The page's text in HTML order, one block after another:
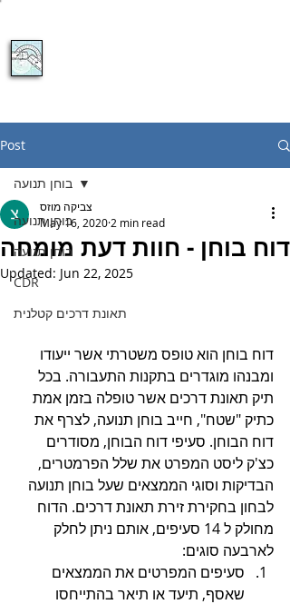
Post
בוחן תנועה
בוחן תנועה
CDR
תאונת דרכים קטלנית
בוחן תנועה
דוח בוחן - חוות דעת מומחה
צביקה מוזס
May 16, 2020 2 min read
Updated: Jun 22, 2025
דוח בוחן הוא טופס משטרתי אשר ייעודו
ומבנהו מוגדרים בתקנות התעבורה. בכל
תיק תאונת דרכים אשר טופלה בזמן אמת
כתיק "שטח", חייב בוחן תנועה, לצרף את
דוח הבוחן. סעיפי דוח הבוחן, מסודרים
כצ'ק ליסט המפרט את שלל הפרמטרים,
הבדיקות וסוגי הממצאים שעל בוחן תנועה
לבחון בחקירת זירת תאונת דרכים. הדוח
מחולק ל 14 סעיפים, אותם ניתן לחלק
לארבעה סוגים:
סעיפים המפרטים את הממצאים
שאסף, תיעד או תיאר בהתייחסו